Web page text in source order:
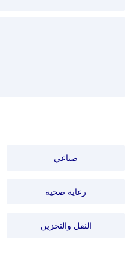
صناعي
رعاية صحية
النقل والتخزين